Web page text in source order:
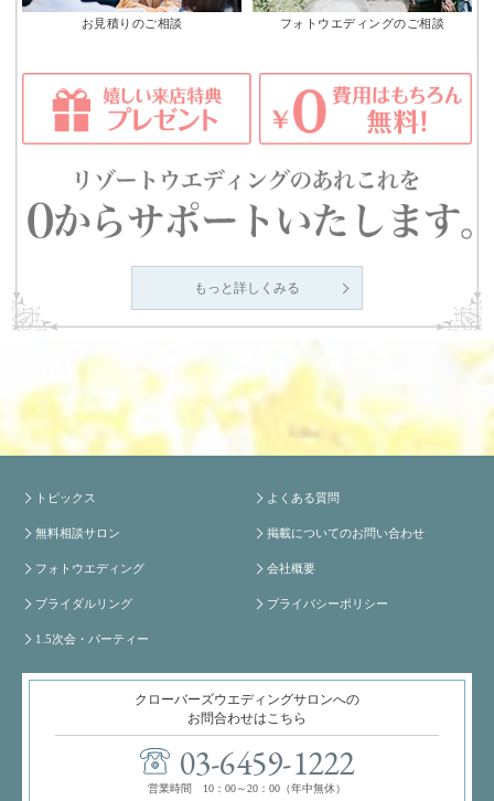
お見積りのご相談 フォトウエディングのご相談
もっと詳しくみる
トピックス
無料相談サロン
フォトウエディング
ブライダルリング
1.5次会・パーティー
よくある質問
掲載についてのお問い合わせ
会社概要
プライバシーポリシー
クローバーズウエディングサロンへの
お問合わせはこちら
03-6459-1222
営業時間 10：00～20：00（年中無休）